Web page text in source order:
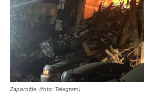
Zaporožje. (foto: Telegram)